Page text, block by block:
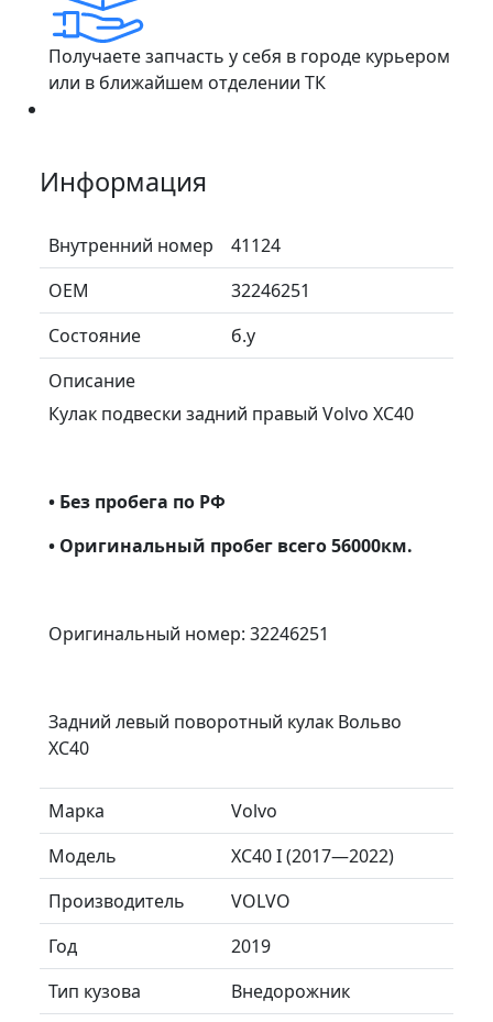
Получаете запчасть у себя в городе курьером
или в ближайшем отделении ТК
Информация
Внутренний номер
41124
ОЕМ
32246251
Состояние
б.у
Описание
Кулак подвески задний правый Volvo XC40
• Без пробега по РФ
• Оригинальный пробег всего 56000км.
Оригинальный номер: 32246251
Задний левый поворотный кулак Вольво
ХС40
Марка
Volvo
Модель
XC40 I (2017—2022)
Производитель
VOLVO
Год
2019
Тип кузова
Внедорожник